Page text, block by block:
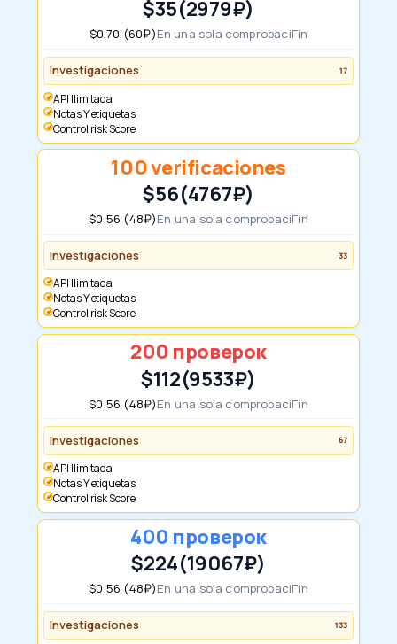
$35(2979₽)
$0.70 (60₽)En una sola comprobaciГіn
Investigaciones 17
API Ilimitada
notas Y etiquetas
Control risk Score
100 verificaciones
$56(4767₽)
$0.56 (48₽)En una sola comprobaciГіn
Investigaciones 33
API Ilimitada
notas Y etiquetas
Control risk Score
200 проверок
$112(9533₽)
$0.56 (48₽)En una sola comprobaciГіn
Investigaciones 67
API Ilimitada
notas Y etiquetas
Control risk Score
400 проверок
$224(19067₽)
$0.56 (48₽)En una sola comprobaciГіn
Investigaciones 133